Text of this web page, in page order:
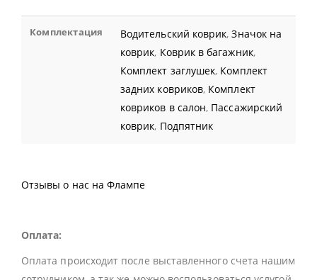
Комплектация Водительский коврик,Значок на
коврик, Коврик в багажник,
Комплект заглушек, Комплект
задних ковриков, Комплект
ковриков в салон, Пассажирский
коврик, Подпятник
Отзывы о нас на Флампе
Оплата:
Оплата происходит после выставленного счета нашим